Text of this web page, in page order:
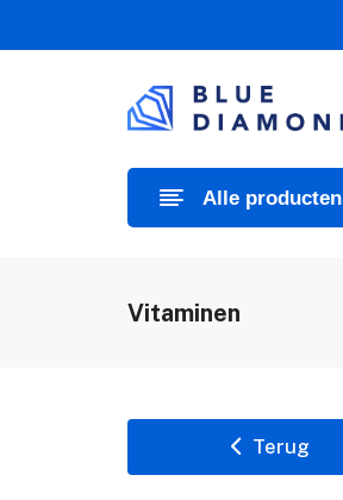
Alle producten
Vitaminen
Terug